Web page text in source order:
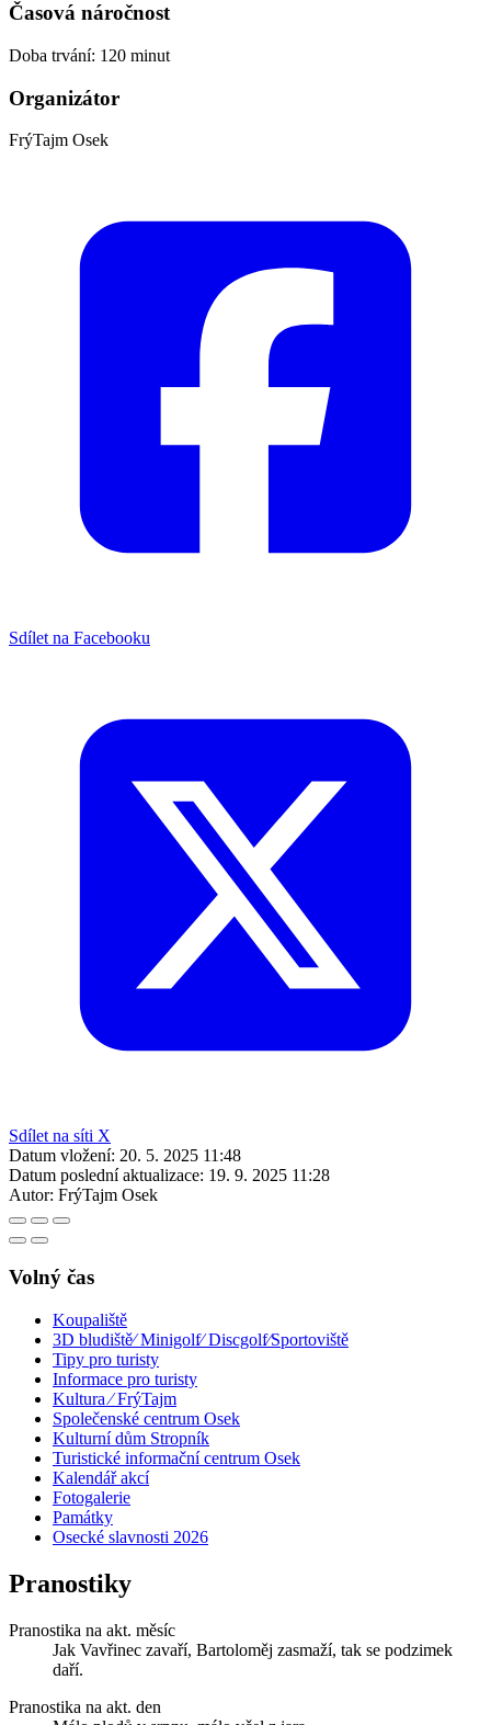
Časová náročnost
Doba trvání: 120 minut
Organizátor
FrýTajm Osek
Sdílet na Facebooku
Sdílet na síti X
Datum vložení: 20. 5. 2025 11:48
Datum poslední aktualizace: 19. 9. 2025 11:28
Autor: FrýTajm Osek
Volný čas
Koupaliště
3D bludiště⁄ Minigolf⁄ Discgolf⁄Sportoviště
Tipy pro turisty
Informace pro turisty
Kultura ⁄ FrýTajm
Společenské centrum Osek
Kulturní dům Stropník
Turistické informační centrum Osek
Kalendář akcí
Fotogalerie
Památky
Osecké slavnosti 2026
Pranostiky
Pranostika na akt. měsíc
Jak Vavřinec zavaří, Bartoloměj zasmaží, tak se podzimek
daří.
Pranostika na akt. den